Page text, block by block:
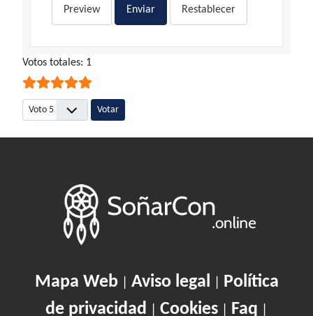
Preview Enviar Restablecer
Ratio:5/5
Votos totales: 1
Por favor, vote
Mapa Web| Aviso legal
Política
de privacidad
Cookies Faq